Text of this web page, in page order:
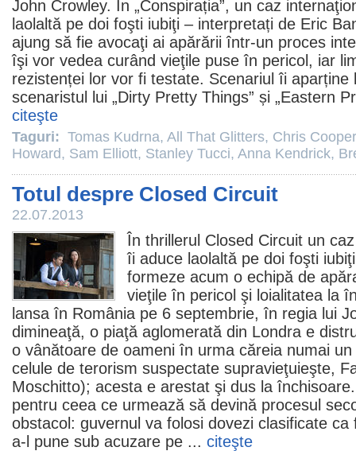
John Crowley. În „Conspirația”, un caz
laolaltă pe doi foşti iubiţi – interpretați de Eric
ajung să fie avocaţi ai apărării într-un proces
îşi vor vedea curând vieţile puse în pericol, iar
rezistenței lor vor fi testate. Scenariul îi aparține
scenaristul lui „Dirty Pretty Things” și „Eastern
citeşte
Taguri: Tomas Kudrna, All That Glitters, Chris Cooper
Howard, Sam Elliott, Stanley Tucci, Anna Kendrick,
Totul despre Closed Circuit
22.07.2013
În thrillerul Closed Circuit un
îi aduce laolaltă pe doi foşti
formeze acum o echipă de
vieţile în pericol şi loialitatea la
lansa în România pe 6 septembrie, în regia lui
dimineaţă, o piaţă aglomerată din Londra e
o vânătoare de oameni în urma căreia numai
celule de terorism suspectate supravieţuieşte,
Moschitto); acesta e arestat şi dus la
pentru ceea ce urmează să devină procesul
obstacol: guvernul va folosi dovezi clasificate
a-l pune sub acuzare pe ... citeşte